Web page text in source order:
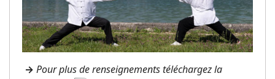
→ Pour plus de renseignements téléchargez la